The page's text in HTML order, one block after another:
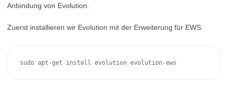
Anbindung von Evolution.
Zuerst installieren wir Evolution mit der Erweiterung für EWS:
sudo apt-get install evolution evolution-ews